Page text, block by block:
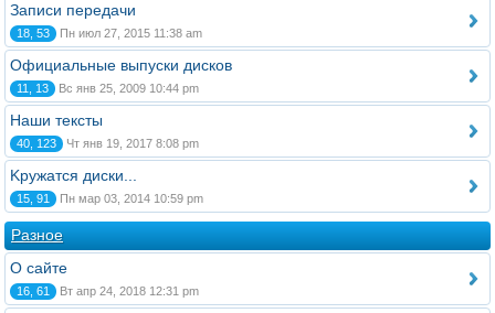
Записи передачи
18, 53 Пн июл 27, 2015 11:38 am
Официальные выпуски дисков
11, 13 Вс янв 25, 2009 10:44 pm
Наши тексты
40, 123 Чт янв 19, 2017 8:08 pm
Kружатся диски...
15, 91 Пн мар 03, 2014 10:59 pm
Разное
О сайте
16, 61 Вт апр 24, 2018 12:31 pm